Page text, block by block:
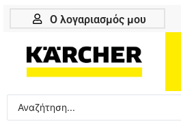
Μετάβαση
Ο λογαριασμός μου
Search
...